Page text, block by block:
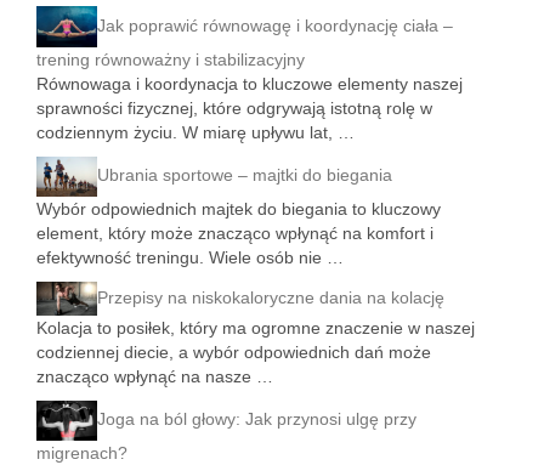
Jak poprawić równowagę i koordynację ciała –
trening równoważny i stabilizacyjny
Równowaga i koordynacja to kluczowe elementy naszej
sprawności fizycznej, które odgrywają istotną rolę w
codziennym życiu. W miarę upływu lat, …
Ubrania sportowe – majtki do biegania
Wybór odpowiednich majtek do biegania to kluczowy
element, który może znacząco wpłynąć na komfort i
efektywność treningu. Wiele osób nie …
Przepisy na niskokaloryczne dania na kolację
Kolacja to posiłek, który ma ogromne znaczenie w naszej
codziennej diecie, a wybór odpowiednich dań może
znacząco wpłynąć na nasze …
Joga na ból głowy: Jak przynosi ulgę przy
migrenach?